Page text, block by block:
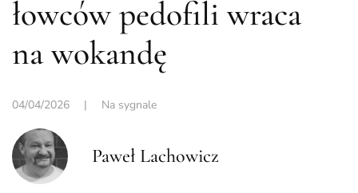
łowców pedofili wraca
na wokandę
04/04/2026 | Na sygnale
Paweł Lachowicz